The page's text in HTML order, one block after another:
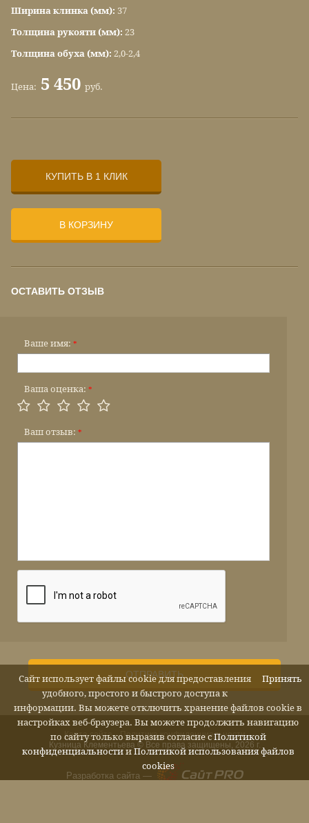
Ширина клинка (мм): 37
Толщина рукояти (мм): 23
Толщина обуха (мм): 2,0-2,4
Цена: 5 450 руб.
КУПИТЬ В 1 КЛИК
В КОРЗИНУ
ОСТАВИТЬ ОТЗЫВ
Ваше имя: *
Ваша оценка: *
Ваш отзыв: *
ОТПРАВИТЬ
Кузница Клементьева © Все права защищены, 2026 г.
Карта сайта Политика конфиденциальности
Разработка сайта —
Принять
Сайт использует файлы cookie для предоставления
удобного, простого и быстрого доступа к
информации. Вы можете отключить хранение файлов cookie в
настройках веб-браузера. Вы можете продолжить навигацию
по сайту только выразив согласие с Политикой
конфиденциальностии Политикой использования файлов
cookies